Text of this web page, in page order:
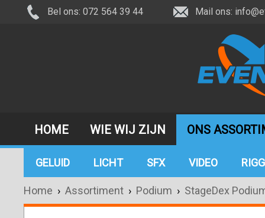
Bel ons: 072 564 39 44 Mail ons:
HOME WIE WIJ ZIJN ONS
GELUID LICHT SFX VIDEO
Home › Assortiment › Podium › StageDex